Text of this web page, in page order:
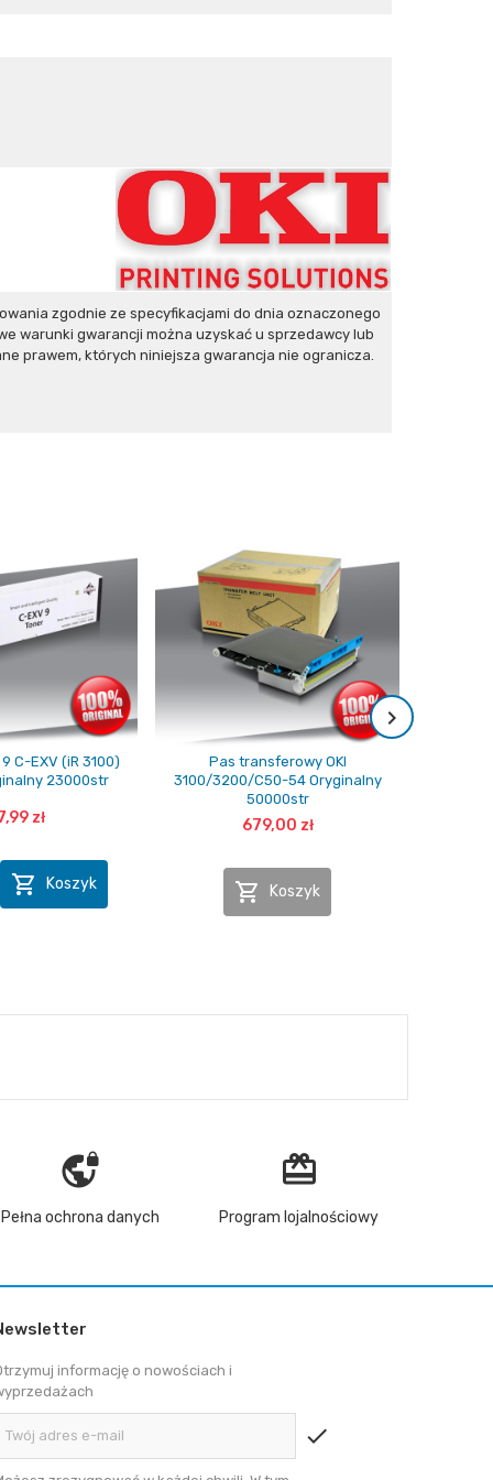
zgodnie ze specyfikacjami do dnia oznaczonego
warunki gwarancji można uzyskać u sprzedawcy lub
prawem, których niniejsza gwarancja nie ogranicza.
C-EXV (iR 3100)
23000str
zł
 Koszyk
Pas transferowy OKI
3100/3200/C50-54 Oryginalny
50000str
679,00 zł
 Koszyk
vpn_lock
Pełna ochrona danych
redeem
Program lojalnościowy
informację o nowościach i
check